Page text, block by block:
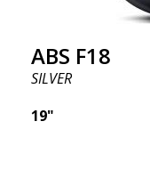
ABS F18
SILVER
19"